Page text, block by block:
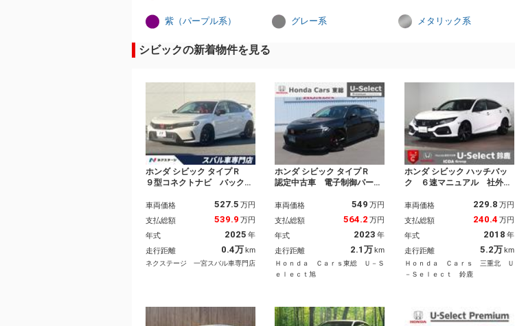
紫（パープル系） グレー系 メタリック系
シビックの新着物件を見る
ホンダ シビック タイプＲ
９型コネクトナビ バックカ
ＥＴＣ アルカンターラステ
アリング 大型ウイング ブ
レンボキャリパー トリプル
センターマフラー 純正１９
インチアルミホイール
車両価格 527.5 万円
支払総額 539.9 万円
年式 2025 年
走行距離 0.4万km
ネクステージ 一宮スバル車専門店
ホンダ シビック タイプＲ
認定中古車 電子制御パーキ
ポットモニター ホンダコネ
クト対応ナビ ＥＴＣ クル
ーズコントロール ホンダセ
ンシング 障害物センサー
フルセグ ＵＳＢ接続 Ｂｌ
ｕｅｔｏｏｔｈ対応
車両価格 549 万円
支払総額 564.2 万円
年式 2023 年
走行距離 2.1万 km
Ｈｏｎｄａ Ｃａｒｓ東総 Ｕ－Ｓ
ｅｌｅｃｔ旭
ホンダ シビック ハッチバッ
ク ６速マニュアル 社外メ
ＣＤ＆ＤＶＤ再生 ブルート
ゥース ＭＳＶ ＵＳＢ バ
ックカメラ ＥＴＣ車載器
Ｆ＆Ｒドラレコ シートヒー
ター ＬＥＤオートライト
スマートキー 禁煙車
車両価格 229.8 万円
支払総額 240.4 万円
年式 2018 年
走行距離 5.2万km
Ｈｏｎｄａ Ｃａｒｓ 三重北 Ｕ
－Ｓｅｌｅｃｔ 鈴鹿